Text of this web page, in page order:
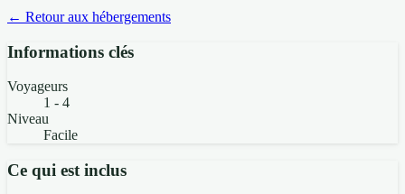
← Retour aux hébergements
Informations clés
Voyageurs
1 - 4
Niveau
Facile
Ce qui est inclus